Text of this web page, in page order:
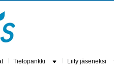
Tietopankki Liity jäseneksi